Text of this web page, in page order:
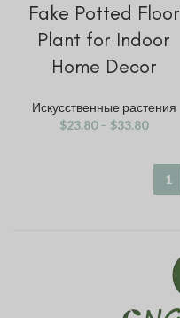
Fake Potted Floor
Plant for Indoor
Home Decor
Искусственные растения
$23.80 – $33.80
1